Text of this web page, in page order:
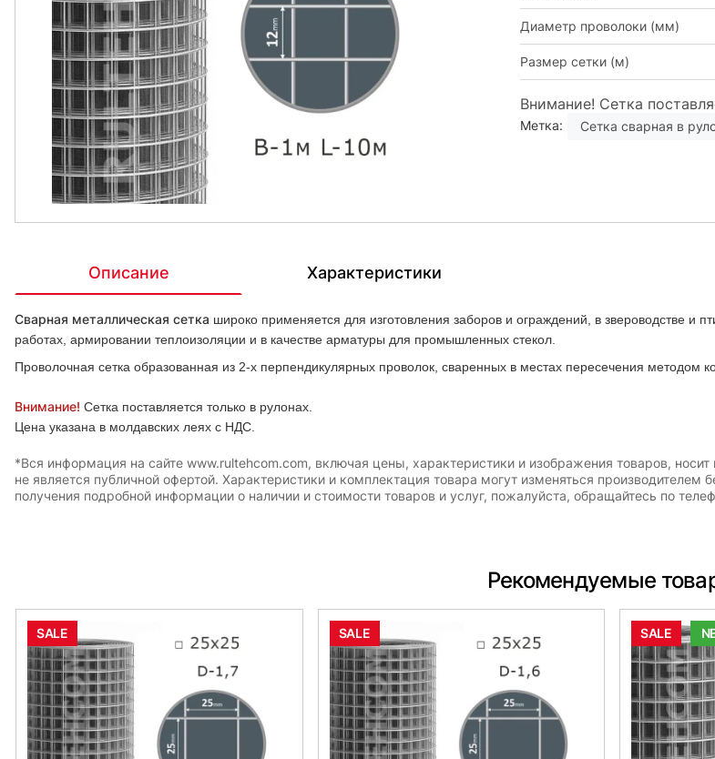
Диаметр проволоки (мм)
Размер сетки (м)
Внимание! Сетка
Метка: Сетка сварная в
Описание Характеристики
Сварная металлическая сетка широко применяется для изготовления заборов и ограждений, в звероводстве и
работах, армировании теплоизоляции и в качестве арматуры для промышленных стекол.
Проволочная сетка образованная из 2-х перпендикулярных проволок, сваренных в местах пересечения методом
Внимание! Сетка поставляется только в рулонах.
Цена указана в молдавских леях с НДС.
*Вся информация на сайте www.rultehcom.com, включая цены, характеристики и изображения товаров,
не является публичной офертой. Характеристики и комплектация товара могут изменяться производителем
получения подробной информации о наличии и стоимости товаров и услуг, пожалуйста, обращайтесь по
Рекомендуемые
SALE SALE SALE